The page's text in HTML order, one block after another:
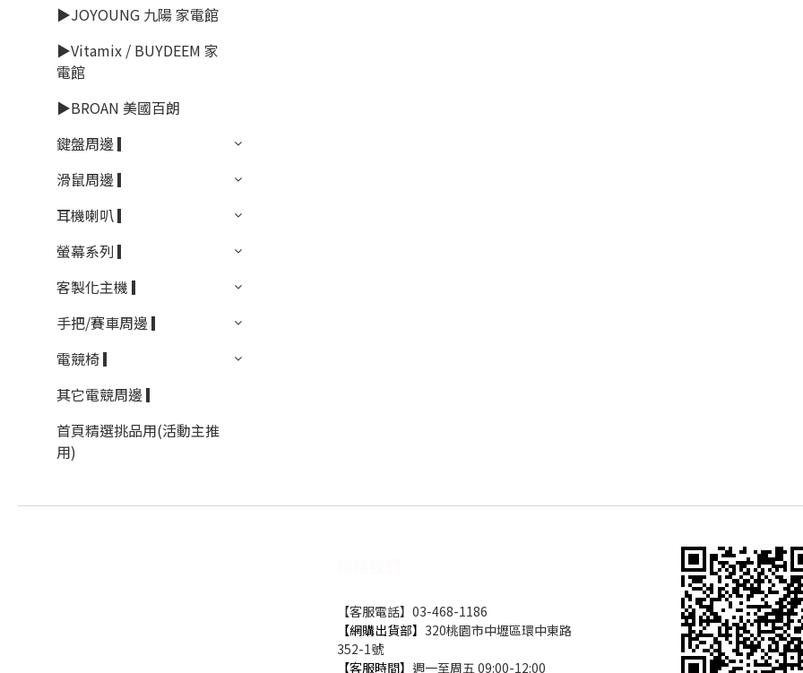
▶JOYOUNG 九陽 家電館
▶Vitamix / BUYDEEM 家
電館
▶BROAN 美國百朗
鍵盤周邊 ▎
滑鼠周邊 ▎
耳機喇叭 ▎
螢幕系列 ▎
客製化主機 ▎
手把/賽車周邊 ▎
電競椅 ▎
其它電競周邊 ▎
首頁精選挑品用(活動主推
用)
【客服電話】03-468-1186
【網購出貨部】 320桃園市中壢區環中東路
352-1號
【客服時間】 週一至周五 09:00-12:00